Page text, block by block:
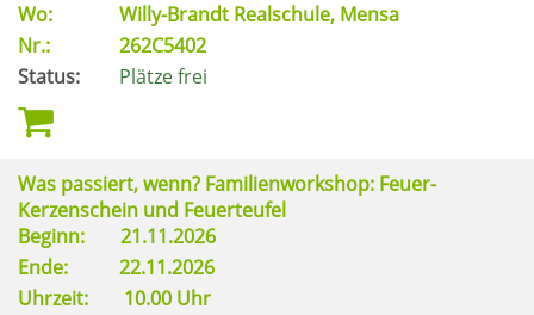
Wo:
Willy-Brandt Realschule, Mensa
Nr.:
262C5402
Status:
Plätze frei
Was passiert, wenn? Familienworkshop: Feuer-
Kerzenschein und Feuerteufel
Beginn:
21.11.2026
Ende:
22.11.2026
Uhrzeit:
10.00 Uhr